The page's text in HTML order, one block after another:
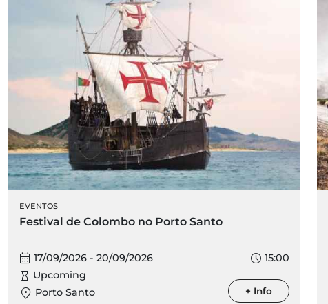
EVENTOS
Festival de Colombo no Porto Santo
17/09/2026 - 20/09/2026
15:00
Upcoming
Porto Santo
+ Info